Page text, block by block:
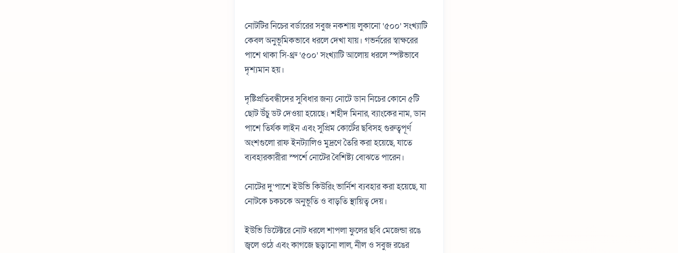
নোটটির নিচের বর্ডারের সবুজ নকশায় লুকানো ‘৫০০’ সংখ্যাটি
কেবল অনুভূমিকভাবে ধরলে দেখা যায়। গভর্নরের স্বাক্ষরের
পাশে থাকা সি-থ্রু ‘৫০০’ সংখ্যাটি আলোয় ধরলে স্পষ্টভাবে
দৃশ্যমান হয়।
দৃষ্টিপ্রতিবন্ধীদের সুবিধার জন্য নোটে ডান নিচের কোনে ৫টি
ছোট উঁচু ডট দেওয়া হয়েছে। শহীদ মিনার, ব্যাংকের নাম, ডান
পাশে তির্যক লাইন এবং সুপ্রিম কোর্টের ছবিসহ গুরুত্বপূর্ণ
অংশগুলো রাফ ইনট্যালিও মুদ্রণে তৈরি করা হয়েছে, যাতে
ব্যবহারকারীরা স্পর্শে নোটের বৈশিষ্ট্য বোঝতে পারেন।
নোটের দু’পাশে ইউভি কিউরিং ভার্নিশ ব্যবহার করা হয়েছে, যা
নোটকে চকচকে অনুভূতি ও বাড়তি স্থায়িত্ব দেয়।
ইউভি ডিটেক্টরে নোট ধরলে শাপলা ফুলের ছবি মেজেন্ডা রঙে
জ্বলে ওঠে এবং কাগজে ছড়ানো লাল, নীল ও সবুজ রঙের